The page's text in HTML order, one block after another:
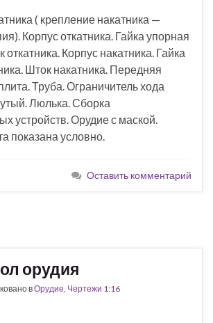
( крепление накатника —
Корпус откатника. Гайка упорная
откатника. Корпус накатника. Гайка
Шток накатника. Передняя
Труба. Ограничитель хода
Люлька. Сборка
устройств. Орудие с маской.
показана условно.
Оставить комментарий
орудия
вОрудие, Чертежи 1:16